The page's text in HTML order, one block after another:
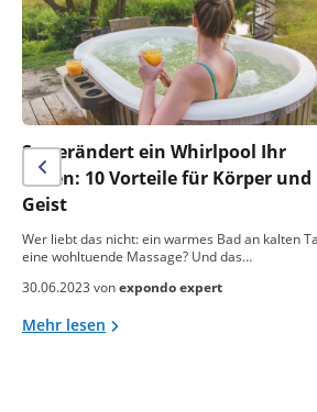
So verändert ein Whirlpool Ihr
Leben: 10 Vorteile für Körper und
Geist
Wer liebt das nicht: ein warmes Bad an kalten
eine wohltuende Massage? Und das…
30.06.2023 vonexpondo expert
Mehr lesen